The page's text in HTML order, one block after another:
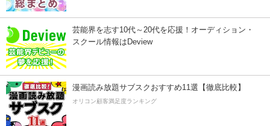
芸能界を志す10代～20代を応援！オーディション・
スクール情報はDeview
漫画読み放題サブスクおすすめ11選【徹底比較】
オリコン顧客満足度ランキング